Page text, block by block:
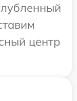
центр